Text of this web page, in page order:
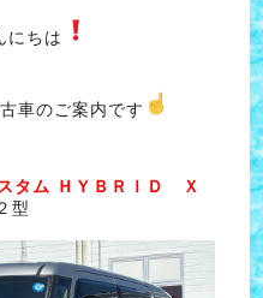
にちは
車のご案内です
タム ＨＹＢＲＩＤ Ｘ
型